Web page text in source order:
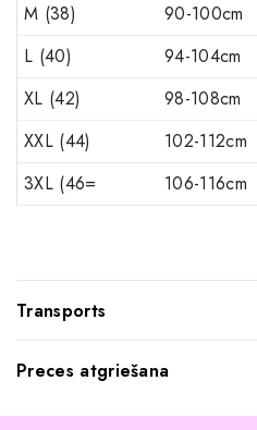
M (38)
90-100cm
L (40)
94-104cm
XL (42)
98-108cm
XXL (44)
102-112cm
3XL (46=
106-116cm
Transports
Preces atgriešana